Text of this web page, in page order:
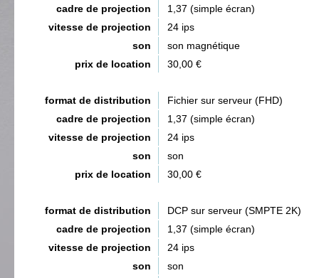
cadre de projection
1,37 (simple écran)
vitesse de projection
24 ips
son
son magnétique
prix de location
30,00 €
format de distribution
Fichier sur serveur (FHD)
cadre de projection
1,37 (simple écran)
vitesse de projection
24 ips
son
son
prix de location
30,00 €
format de distribution
DCP sur serveur (SMPTE 2K)
cadre de projection
1,37 (simple écran)
vitesse de projection
24 ips
son
son